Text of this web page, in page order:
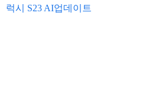
럭시 S23 AI업데이트